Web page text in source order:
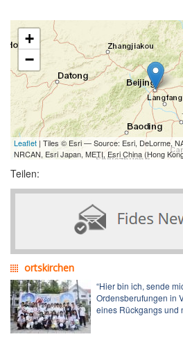
+
−
Leaflet| Tiles © Esri — Source: Esri, DeLorme,
NRCAN, Esri Japan, METI, Esri China (Hong
Teilen:
ortskirchen
“Hier bin ich, sende
Ordensberufungen in
eines Rückgangs und